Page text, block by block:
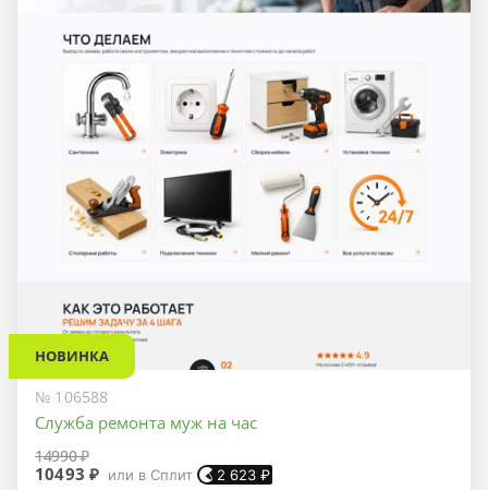
НОВИНКА
№ 106588
Служба ремонта муж на час
14990 ₽
10493 ₽ или в Сплит 2 623 ₽